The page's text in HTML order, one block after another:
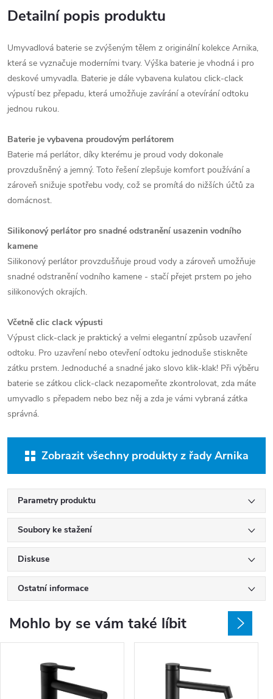
Detailní popis produktu
Umyvadlová baterie se zvýšeným tělem z originální kolekce Arnika,
která se vyznačuje moderními tvary. Výška baterie je vhodná i pro
deskové umyvadla. Baterie je dále vybavena kulatou click-clack
výpustí bez přepadu, která umožňuje zavírání a otevírání odtoku
jednou rukou.
Baterie je vybavena proudovým perlátorem
Baterie má perlátor, díky kterému je proud vody dokonale
provzdušněný a jemný. Toto řešení zlepšuje komfort používání a
zároveň snižuje spotřebu vody, což se promítá do nižších účtů za
domácnost.
Silikonový perlátor pro snadné odstranění usazenin vodního
kamene
Silikonový perlátor provzdušňuje proud vody a zároveň umožňuje
snadné odstranění vodního kamene - stačí přejet prstem po jeho
silikonových okrajích.
Včetně clic clack výpusti
Výpust click-clack je praktický a velmi elegantní způsob uzavření
odtoku. Pro uzavření nebo otevření odtoku jednoduše stiskněte
zátku prstem. Jednoduché a snadné jako slovo klik-klak! Při výběru
baterie se zátkou click-clack nezapomeňte zkontrolovat, zda máte
umyvadlo s přepadem nebo bez něj a zda je vámi vybraná zátka
správná.
Zobrazit všechny produkty z řady Arnika
Parametry produktu
Soubory ke stažení
Diskuse
Ostatní informace
Mohlo by se vám také líbit